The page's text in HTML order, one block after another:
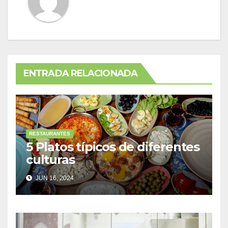
ENTRADA RELACIONADA
RESTAURANTES
5 Platos típicos de diferentes
culturas
JUN 16, 2024